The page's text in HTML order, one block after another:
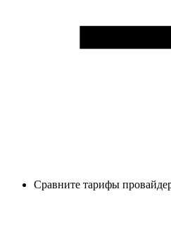
Сравните тарифы